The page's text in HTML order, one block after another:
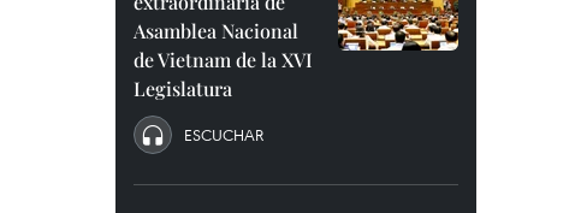
Asamblea Nacional
de Vietnam de la XVI
Legislatura
ESCUCHAR